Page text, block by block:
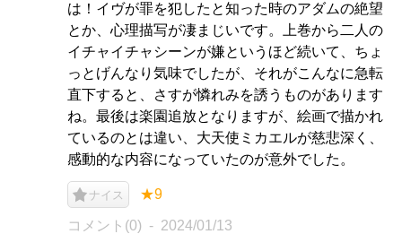
は！イヴが罪を犯したと知った時のアダムの絶望
とか、心理描写が凄まじいです。上巻から二人の
イチャイチャシーンが嫌というほど続いて、ちょ
っとげんなり気味でしたが、それがこんなに急転
直下すると、さすが憐れみを誘うものがあります
ね。最後は楽園追放となりますが、絵画で描かれ
ているのとは違い、大天使ミカエルが慈悲深く、
感動的な内容になっていたのが意外でした。
ナイス ★9
コメント(0) 2024/01/13